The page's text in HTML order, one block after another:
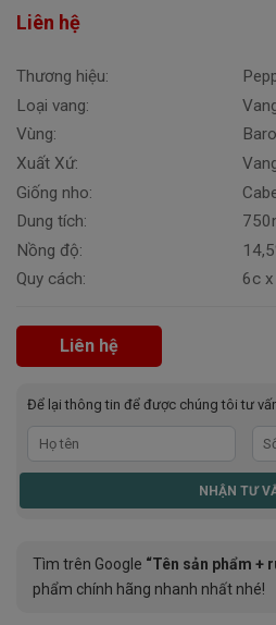
Liên hệ
Thương hiệu:
Loại vang:
Vùng:
Xuất Xứ:
Giống nho:
Dung tích:
Nồng độ:
Quy cách:
6c
Liên hệ
Để lại thông tin để được chúng tôi tư
Tìm trên Google “Tên sản phẩm +
phẩm chính hãng nhanh nhất nhé!